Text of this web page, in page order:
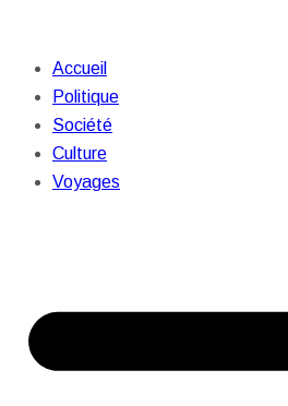
Accueil
Politique
Société
Culture
Voyages